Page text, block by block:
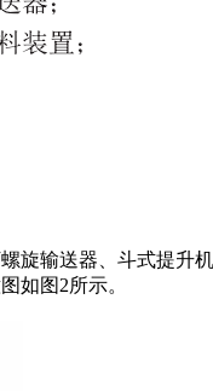
旋输送器、斗式提
如图2所示。